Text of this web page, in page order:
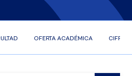
OFERTA ACADÉMICA CIFRAS